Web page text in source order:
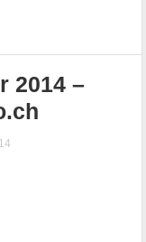
2014 –